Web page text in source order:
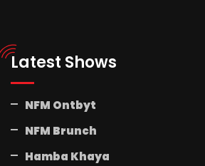
Latest Shows
NFM Ontbyt
NFM Brunch
Hamba Khaya